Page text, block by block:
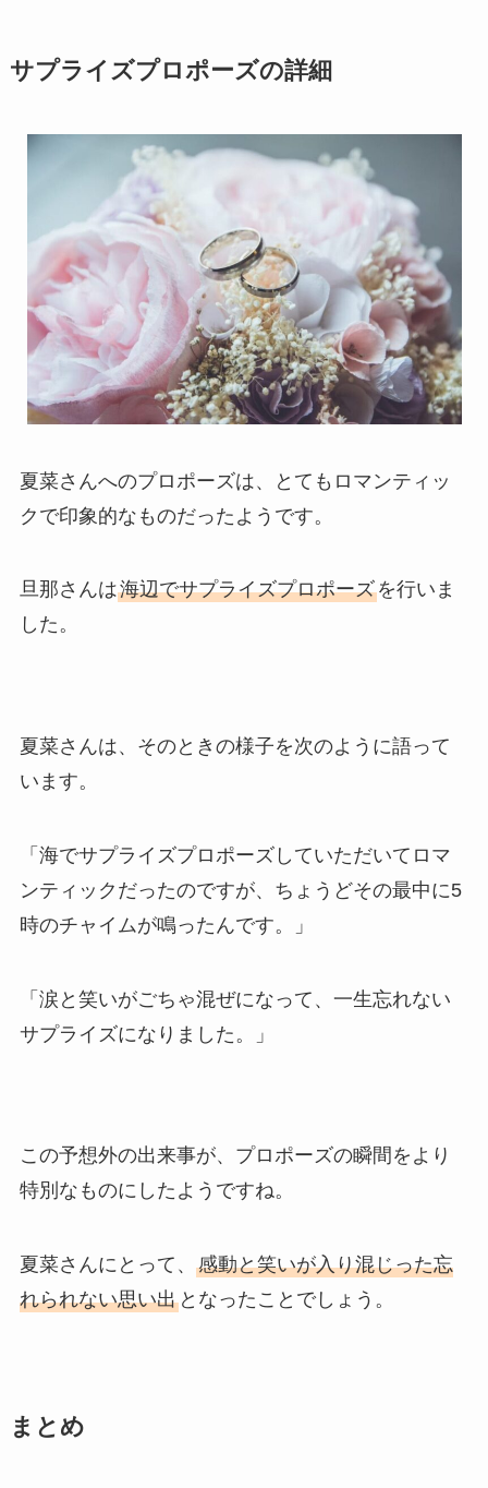
サプライズプロポーズの詳細
夏菜さんへのプロポーズは、とてもロマンティッ
クで印象的なものだったようです。
旦那さんは海辺でサプライズプロポーズを行いま
した。
夏菜さんは、そのときの様子を次のように語って
います。
「海でサプライズプロポーズしていただいてロマ
ンティックだったのですが、ちょうどその最中に5
時のチャイムが鳴ったんです。」
「涙と笑いがごちゃ混ぜになって、一生忘れない
サプライズになりました。」
この予想外の出来事が、プロポーズの瞬間をより
特別なものにしたようですね。
夏菜さんにとって、 感動と笑いが入り混じった忘
れられない思い出となったことでしょう。
まとめ